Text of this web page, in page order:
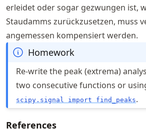
erleidet oder sogar gezwungen ist,
Staudamms zurückzusetzen, muss
angemessen kompensiert werden.
Homework
Re-write the peak (extrema)
two consecutive functions or
scipy.signal import find_peaks.
References